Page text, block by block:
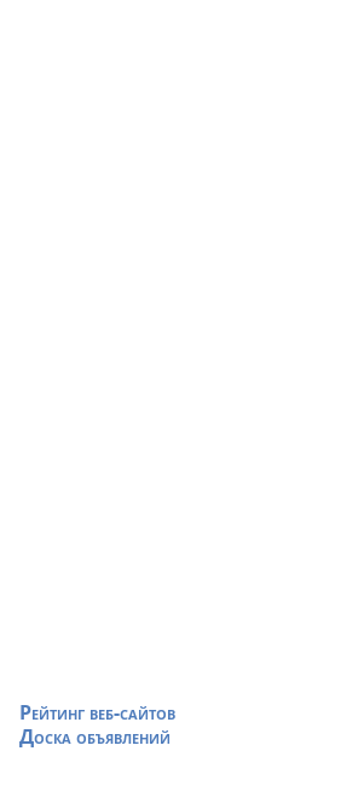
Рейтинг веб-сайтов
Доска объявлений